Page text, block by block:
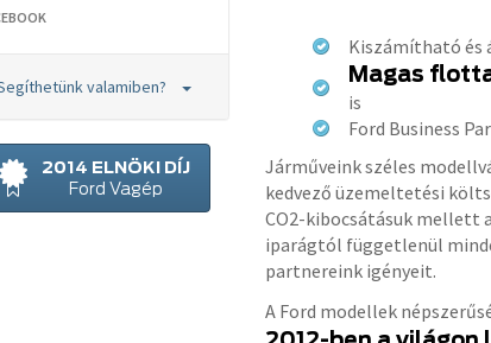
valamiben?
2014 ELNÖKI DÍJ
Ford Vagép
Kiszámítható és
Magas
is
Ford Business
Járműveink széles
kedvező üzemeltetési
CO2-kibocsátásuk mellett
iparágtól függetlenül
partnereink igényeit.
A Ford modellek